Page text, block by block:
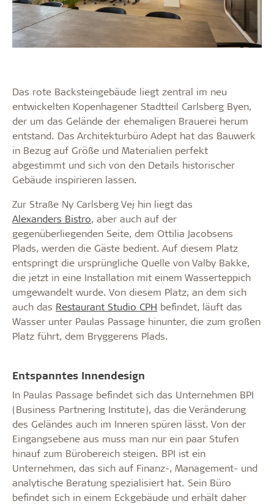
Das rote Backsteingebäude liegt zentral im neu
entwickelten Kopenhagener Stadtteil Carlsberg Byen,
der um das Gelände der ehemaligen Brauerei herum
entstand. Das Architekturbüro Adept hat das Bauwerk
in Bezug auf Größe und Materialien perfekt
abgestimmt und sich von den Details historischer
Gebäude inspirieren lassen.
Zur Straße Ny Carlsberg Vej hin liegt das
Alexanders Bistro, aber auch auf der
gegenüberliegenden Seite, dem Ottilia Jacobsens
Plads, werden die Gäste bedient. Auf diesem Platz
entspringt die ursprüngliche Quelle von Valby Bakke,
die jetzt in eine Installation mit einem Wasserteppich
umgewandelt wurde. Von diesem Platz, an dem sich
auch das Restaurant Studio CPH befindet, läuft das
Wasser unter Paulas Passage hinunter, die zum großen
Platz führt, dem Bryggerens Plads.
Entspanntes Innendesign
In Paulas Passage befindet sich das Unternehmen BPI
(Business Partnering Institute), das die Veränderung
des Geländes auch im Inneren spüren lässt. Von der
Eingangsebene aus muss man nur ein paar Stufen
hinauf zum Bürobereich steigen. BPI ist ein
Unternehmen, das sich auf Finanz-, Management- und
analytische Beratung spezialisiert hat. Sein Büro
befindet sich in einem Eckgebäude und erhält daher